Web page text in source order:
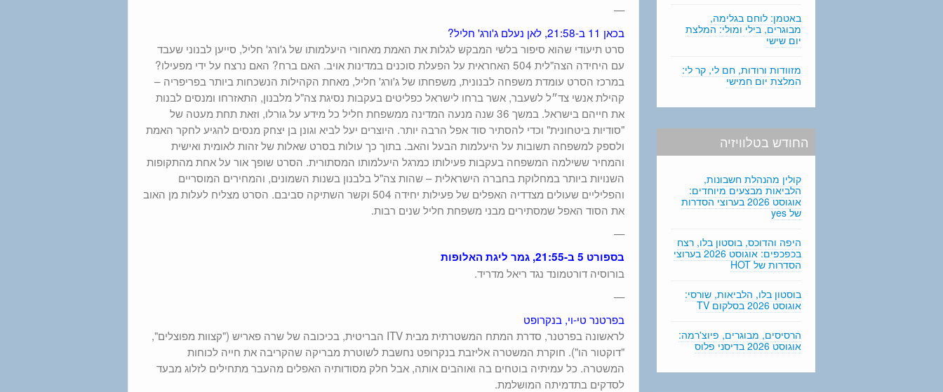
—
בכאן 11 ב-21:58, לאן נעלם ג'ורג' חליל?
סרט תיעודי שהוא סיפור בלשי המבקש לגלות את האמת מאחורי היעלמותו של ג'ורג' חליל, סייען לבנוני שעבד
עם היחידה הצה"לית 504 האחראית על הפעלת סוכנים במדינות אויב. האם ברח? האם נרצח על ידי מפעילו?
במרכז הסרט עומדת משפחה לבנונית, משפחתו של ג'ורג' חליל, מאחת הקהילות הנשכחות ביותר בפריפריה –
קהילת אנשי צד״ל לשעבר, אשר ברחו לישראל כפליטים בעקבות נסיגת צה"ל מלבנון, התאזרחו ומנסים לבנות
את חייהם בישראל. במשך 36 שנה מנעה המדינה ממשפחת חליל כל מידע על גורלו, וזאת תחת מעטה של
"סודיות ביטחונית" וכדי להסתיר סוד אפל הרבה יותר. היוצרים יעל לביא וגונן בן יצחק מנסים להגיע לחקר האמת
ולספק למשפחה תשובות על היעלמות הבעל והאב. בתוך כך עולות בסרט שאלות של זהות לאומית ואישית
והמחיר ששילמה המשפחה בעקבות פעילותו כמרגל היעלמותו המסתורית. הסרט שופך אור על אחת מהתקופות
השנויות ביותר במחלוקת בחברה הישראלית – שהות צה"ל בלבנון בשנות השמונים, והמחירים המוסריים
והפליליים שעולים מצדדיה האפלים של פעילות יחידה 504 וקשר השתיקה סביבם. הסרט מצליח לעלות מן האוב
את הסוד האפל שמסתירים מבני משפחת חליל שנים רבות.
—
בספורט 5 ב-21:55, גמר ליגת האלופות
בורוסיה דורטמונד נגד ריאל מדריד.
—
בפרטנר טי-וי, בנקרופט
לראשונה בפרטנר, סדרת המתח המשטרתית מבית ITV הבריטית, בכיכובה של שרה פאריש ("קצוות מפוצלים",
"דוקטור הו"). חוקרת המשטרה אליזבת בנקרופט נחשבת לשוטרת מבריקה שהקריבה את חייה לכוחות
המשטרה. כל עמיתיה בוטחים בה ואוהבים אותה, אבל חלק מסודותיה האפלים מהעבר מתחילים לזלוג מבעד
לסדקים בתדמיתה המושלמת.
באטמן: לוחם בגלימה,
מבוגרים, בילי ומולי: המלצת
יום שישי
מזוודות ורודות, חם לי, קר לי:
המלצת יום חמישי
החודש בטלוויזיה
קולין מהנהלת חשבונות,
הלביאות מבצעים מיוחדים:
אוגוסט 2026 בערוצי הסדרות
של yes
היפה והדוכס, בוסטון בלו, רצח
בכפכפים: אוגוסט 2026 בערוצי
הסדרות של HOT
בוסטון בלו, הלביאות, שורסי:
אוגוסט 2026 בסלקום TV
הרסיסים, מבוגרים, פיוצ'רמה:
אוגוסט 2026 בדיסני פלוס